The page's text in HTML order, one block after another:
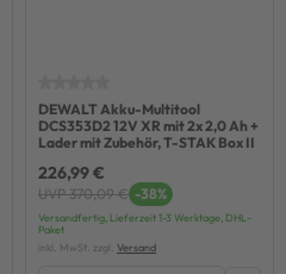
DEWALT Akku-Multitool
DCS353D2 12V XR mit 2x 2,0 Ah +
Lader mit Zubehör, T-STAK Box II
226,99 €
UVP 370,09 € -38%
Versandfertig, Lieferzeit 1-3 Werktage, DHL-
Paket
inkl. MwSt. zzgl. Versand